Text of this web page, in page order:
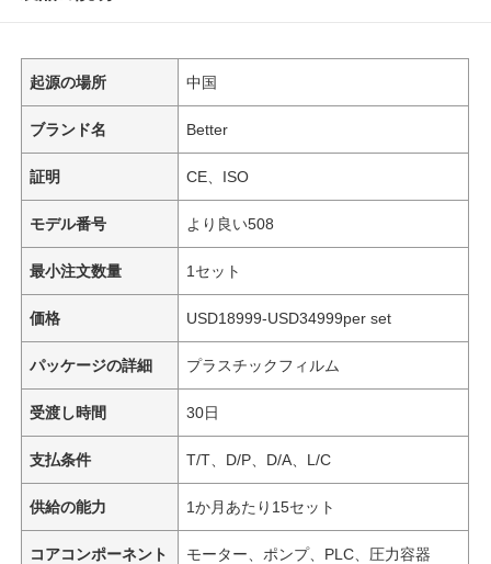
起源の場所 中国
ブランド名 Better
証明 CE、ISO
モデル番号 より良い508
最小注文数量 1セット
価格 USD18999-USD34999per set
パッケージの詳細 プラスチックフィルム
受渡し時間 30日
支払条件 T/T、D/P、D/A、L/C
供給の能力 1か月あたり15セット
コアコンポーネント モーター、ポンプ、PLC、圧力容器